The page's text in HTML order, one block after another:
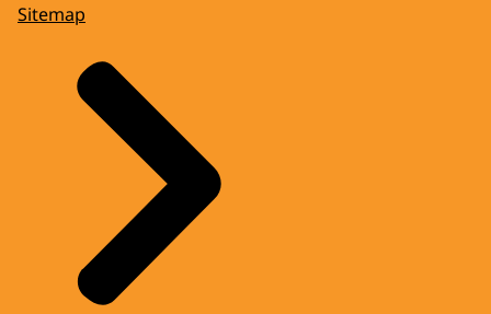
Sitemap